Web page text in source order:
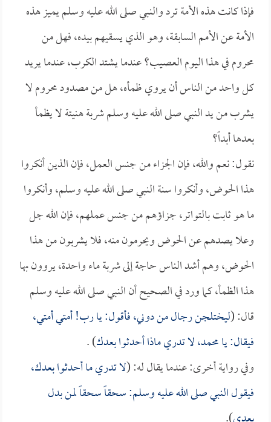
فإذا كانت هذه الأمة ترد والنبي صلى الله عليه وسلم يميز هذه
الأمة عن الأمم السابقة، وهو الذي يسقيهم بيده، فهل من
محروم في هذا اليوم العصيب؟ عندما يشتد الكرب، عندما يريد
كل واحد من الناس أن يروي ظمأه، هل من مصدود محروم لا
يشرب من يد النبي صلى الله عليه وسلم شربة هنيئة لا يظمأ
بعدها أبداً؟
نقول: نعم والله، فإن الجزاء من جنس العمل، فإن الذين أنكروا
هذا الحوض، وأنكروا سنة النبي صلى الله عليه وسلم، وأنكروا
ما هو ثابت بالتواتر، جزاؤهم من جنس عملهم، فإن الله جل
وعلا يصدهم عن الحوض ويحرمون منه، فلا يشربون من هذا
الحوض، وهم أشد الناس حاجة إلى شربة ماء واحدة، يروون بها
هذا الظمأ، كما ورد في الصحيح أن النبي صلى الله عليه وسلم
قال: (ليختلجن رجال من دوني، فأقول: يا رب! أمتي أمتي،
فيقال: يا محمد، لا تدري ماذا أحدثوا بعدك) .
وفي رواية أخرى: عندما يقال له: (لا تدري ما أحدثوا بعدك،
فيقول النبي صلى الله عليه وسلم: سحقاً سحقاً لمن بدل